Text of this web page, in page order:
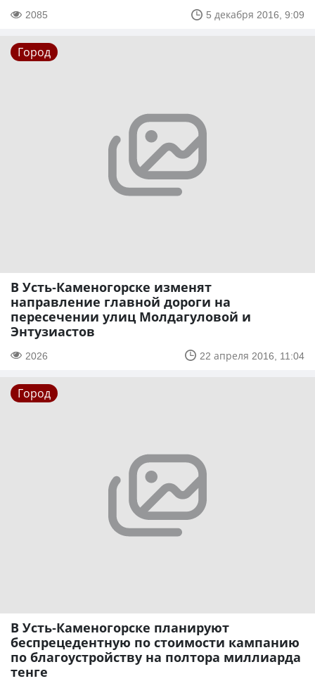
2085 5 декабря 2016, 9:09
Город
В Усть-Каменогорске изменят
направление главной дороги на
пересечении улиц Молдагуловой и
Энтузиастов
2026 22 апреля 2016, 11:04
Город
В Усть-Каменогорске планируют
беспрецедентную по стоимости кампанию
по благоустройству на полтора миллиарда
тенге